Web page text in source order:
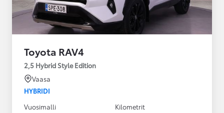
Toyota RAV4
2,5 Hybrid Style Edition
Vaasa
HYBRIDI
Vuosimalli
Kilometrit